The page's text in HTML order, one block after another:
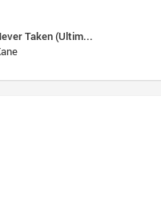
A Picture Never Taken (Ultimate Chillout Dream) 2017-2018